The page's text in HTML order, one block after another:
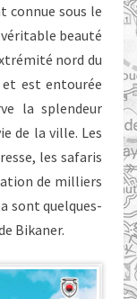
connue sous le
véritable beauté
nord du
est entourée
la splendeur
de la ville. Les
les safaris
de milliers
sont quelques-
Bikaner.